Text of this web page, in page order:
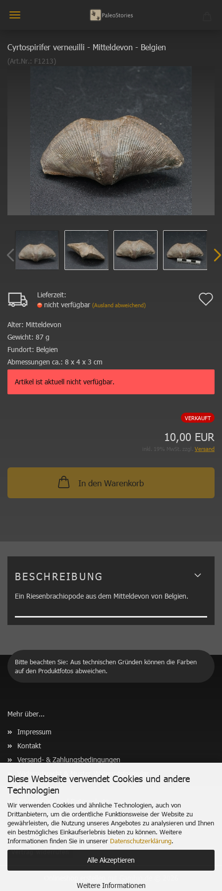
Diese Webseite verwendet Cookies und andere
Technologien
Wir verwenden Cookies und ähnliche Technologien, auch von
Drittanbietern, um die ordentliche Funktionsweise der Website zu
gewährleisten, die Nutzung unseres Angebotes zu analysieren und Ihnen
ein bestmögliches Einkaufserlebnis bieten zu können. Weitere
Informationen finden Sie in unserer Datenschutzerklärung.
Alle Akzeptieren
Weitere Informationen
Cyrtospirifer verneuilli - Mitteldevon - Belgien
(Art.Nr.: F1213)
Lieferzeit:
nicht verfügbar (Ausland abweichend)
Alter: Mitteldevon
Gewicht: 87 g
Fundort: Belgien
Abmessungen ca.: 8 x 4 x 3 cm
Artikel ist aktuell nicht verfügbar.
VERKAUFT
10,00 EUR
inkl. 19% MwSt. zzgl. Versand
In den Warenkorb
BESCHREIBUNG
Ein Riesenbrachiopode aus dem Mitteldevon von Belgien.
Bitte beachten Sie: Aus technischen Gründen können die Farben
auf den Produktfotos abweichen.
Mehr über...
Impressum
Kontakt
Versand- & Zahlungsbedingungen
Widerrufsrecht & Muster-Widerrufsformular
AGB
Privatsphäre und Datenschutz
Cookie Einstellungen
Vertrag widerrufen